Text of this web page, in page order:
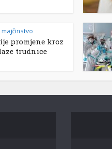
promjene kroz
trudnice